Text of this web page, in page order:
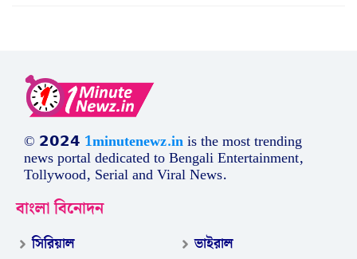
© 𝟮𝟬𝟮𝟰 1minutenewz.inis the most trending
news portal dedicated to Bengali Entertainment,
Tollywood, Serial and Viral News.
বাংলা বিনোদন
সিরিয়াল
ভাইরাল